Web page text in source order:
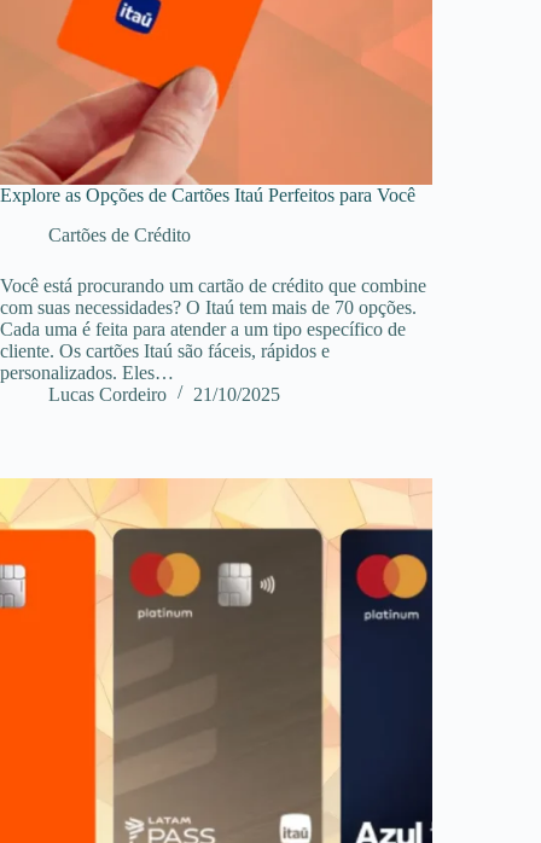
Explore as Opções de Cartões Itaú Perfeitos para Você
Cartões de Crédito
Você está procurando um cartão de crédito que combine
com suas necessidades? O Itaú tem mais de 70 opções.
Cada uma é feita para atender a um tipo específico de
cliente. Os cartões Itaú são fáceis, rápidos e
personalizados. Eles…
Lucas Cordeiro
21/10/2025